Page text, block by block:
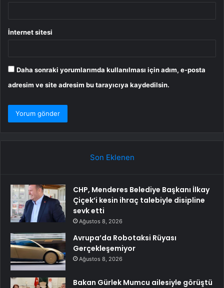
İnternet sitesi
Daha sonraki yorumlarımda kullanılması için adım, e-posta
adresim ve site adresim bu tarayıcıya kaydedilsin.
Son Eklenen
CHP, Menderes Belediye Başkanı İlkay
Çiçek’i kesin ihraç talebiyle disipline
sevk etti
Ağustos 8, 2026
Avrupa’da Robotaksi Rüyası
Gerçekleşemiyor
Ağustos 8, 2026
Bakan Gürlek Mumcu ailesiyle görüştü